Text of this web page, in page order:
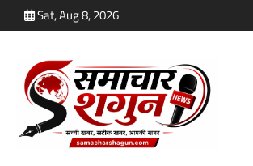
to
Sat, Aug 8, 2026